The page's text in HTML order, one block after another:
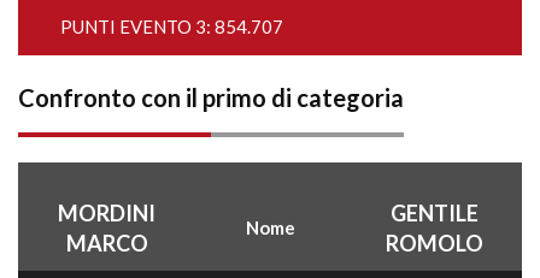
PUNTI EVENTO 3: 854.707
Confronto con il primo di categoria
MORDINI
MARCO
Nome
GENTILE
ROMOLO